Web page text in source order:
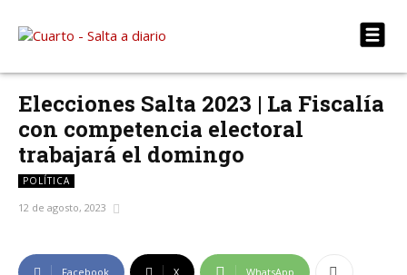
Elecciones Salta 2023 | La Fiscalía
con competencia electoral
trabajará el domingo
POLÍTICA
12 de agosto, 2023
Facebook X WhatsApp